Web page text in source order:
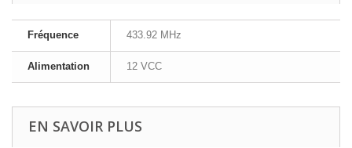
Fréquence 433.92 MHz
Alimentation 12 VCC
EN SAVOIR PLUS